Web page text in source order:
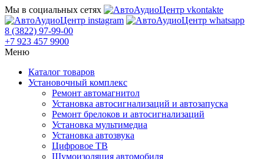
Мы в социальных сетях
8 (3822) 97-99-00
+7 923 457 9900
Меню
Каталог товаров
Установочный комплекс
Ремонт автомагнитол
Установка автосигнализаций и автозапуска
Ремонт брелоков и автосигнализаций
Установка мультимедиа
Установка автозвука
Цифровое ТВ
Шумоизоляция автомобиля